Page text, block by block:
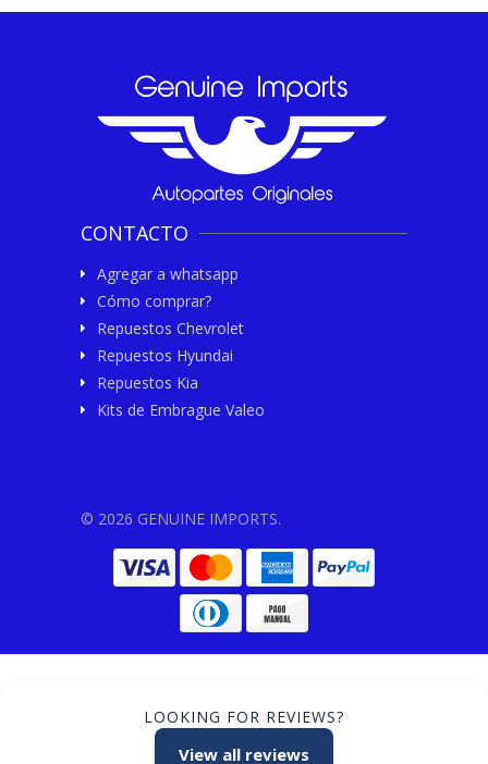
CONTACTO
Agregar a whatsapp
Cómo comprar?
Repuestos Chevrolet
Repuestos Hyundai
Repuestos Kia
Kits de Embrague Valeo
© 2026 GENUINE IMPORTS.
LOOKING FOR REVIEWS?
View all reviews